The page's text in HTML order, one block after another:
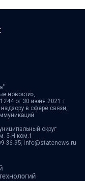
новости»,
от 30 июня 2021 г
в сфере связи,
округ
5-Н ком.1
36-95, info@statenews.ru